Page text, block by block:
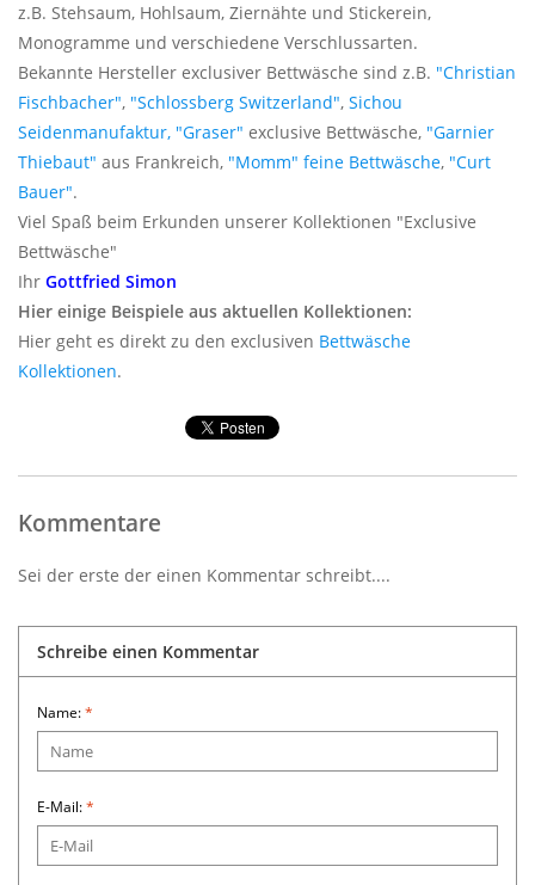
z.B. Stehsaum, Hohlsaum, Ziernähte und Stickerein,
Monogramme und verschiedene Verschlussarten.
Bekannte Hersteller exclusiver Bettwäsche sind z.B. "Christian
Fischbacher", "Schlossberg Switzerland", Sichou
Seidenmanufaktur, "Graser" exclusive Bettwäsche, "Garnier
Thiebaut" aus Frankreich, "Momm" feine Bettwäsche, "Curt
Bauer".
Viel Spaß beim Erkunden unserer Kollektionen "Exclusive
Bettwäsche"
Ihr Gottfried Simon
Hier einige Beispiele aus aktuellen Kollektionen:
Hier geht es direkt zu den exclusiven Bettwäsche
Kollektionen.
Kommentare
Sei der erste der einen Kommentar schreibt....
Schreibe einen Kommentar
Name:*
E-Mail:*